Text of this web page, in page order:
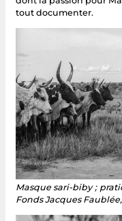
tout documenter.
Masque sari-biby ;
Fonds Jacques